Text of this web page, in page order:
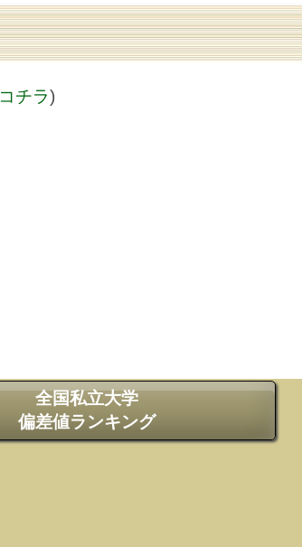
コチラ)
全国私立大学
偏差値ランキング